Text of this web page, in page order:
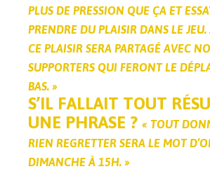
PLUS DE PRESSION QUE ÇA ET
PRENDRE DU PLAISIR DANS LE JEU.
CE PLAISIR SERA PARTAGÉ AVEC
SUPPORTERS QUI FERONT LE
BAS. »
S’IL FALLAIT TOUT
UNE PHRASE ? « TOUT
RIEN REGRETTER SERA LE MOT
DIMANCHE À 15H. »